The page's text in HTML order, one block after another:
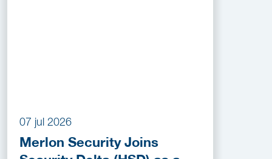
07 jul 2026
Merlon Security Joins